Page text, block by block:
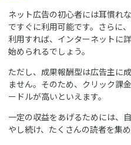
ネット広告の初心者には耳慣れ
ですぐに利用可能です。さらに
利用すれば、インターネットに
始められるでしょう。
ただし、成果報酬型は広告主に
ません。そのため、クリック課
ードルが高いといえます。
一定の収益をあげるためには、
やし続け、たくさんの読者を集